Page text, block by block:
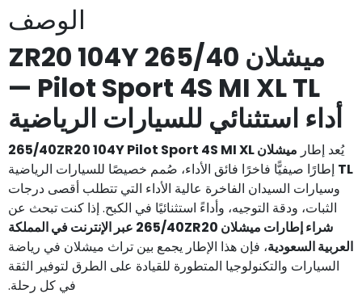
الوصف
ميشلان 265/40 ZR20 104Y
Pilot Sport 4S MI XL TL —
أداء استثنائي للسيارات الرياضية
يُعد إطار
ميشلان 265/40ZR20 104Y Pilot Sport 4S MI XL
TL إطارًا صيفيًّا فاخرًا فائق الأداء، صُمم خصيصًا للسيارات الرياضية
وسيارات السيدان الفاخرة عالية الأداء التي تتطلب أقصى درجات
الثبات، ودقة التوجيه، وأداءً استثنائيًا في الكبح. إذا كنت تبحث عن
شراء إطارات ميشلان 265/40ZR20 عبر الإنترنت في المملكة
العربية السعودية، فإن هذا الإطار يجمع بين تراث ميشلان في رياضة
السيارات والتكنولوجيا المتطورة للقيادة على الطرق لتوفير الثقة
في كل رحلة.